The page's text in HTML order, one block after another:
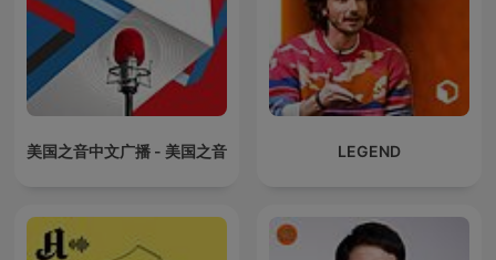
美国之音中文广播 - 美国之音 LEGEND